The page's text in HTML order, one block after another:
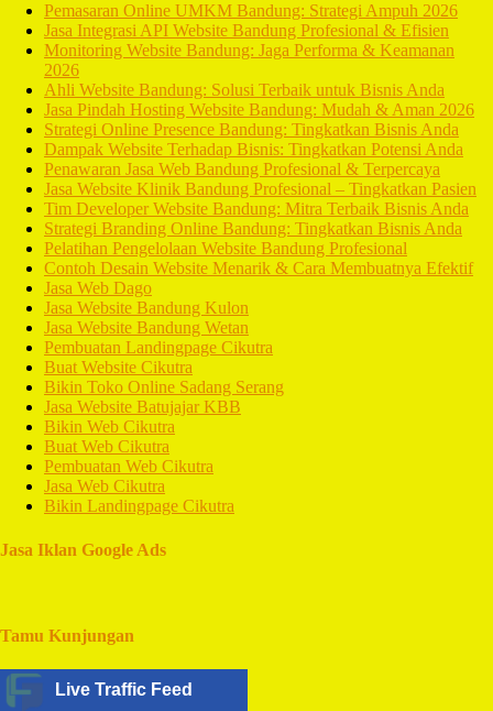
Pemasaran Online UMKM Bandung: Strategi Ampuh 2026
Jasa Integrasi API Website Bandung Profesional & Efisien
Monitoring Website Bandung: Jaga Performa & Keamanan
2026
Ahli Website Bandung: Solusi Terbaik untuk Bisnis Anda
Jasa Pindah Hosting Website Bandung: Mudah & Aman 2026
Strategi Online Presence Bandung: Tingkatkan Bisnis Anda
Dampak Website Terhadap Bisnis: Tingkatkan Potensi Anda
Penawaran Jasa Web Bandung Profesional & Terpercaya
Jasa Website Klinik Bandung Profesional – Tingkatkan Pasien
Tim Developer Website Bandung: Mitra Terbaik Bisnis Anda
Strategi Branding Online Bandung: Tingkatkan Bisnis Anda
Pelatihan Pengelolaan Website Bandung Profesional
Contoh Desain Website Menarik & Cara Membuatnya Efektif
Jasa Web Dago
Jasa Website Bandung Kulon
Jasa Website Bandung Wetan
Pembuatan Landingpage Cikutra
Buat Website Cikutra
Bikin Toko Online Sadang Serang
Jasa Website Batujajar KBB
Bikin Web Cikutra
Buat Web Cikutra
Pembuatan Web Cikutra
Jasa Web Cikutra
Bikin Landingpage Cikutra
Jasa Iklan Google Ads
Tamu Kunjungan
Live Traffic Feed